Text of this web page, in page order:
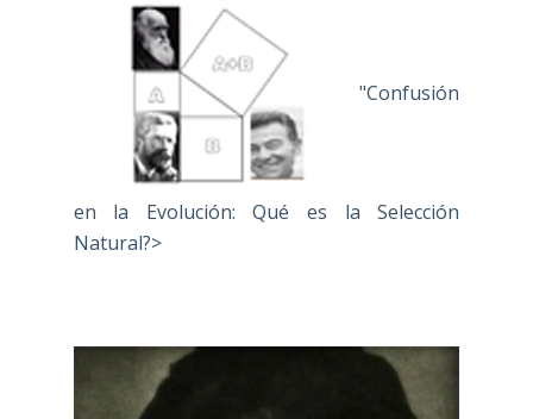
"Confusión
en la Evolución: Qué es la Selección
Natural?>